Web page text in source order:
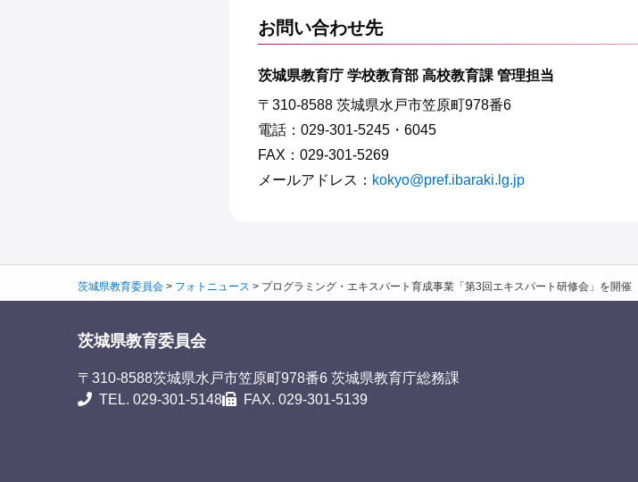
お問い合わせ先
茨城県教育庁 学校教育部 高校教育課 管理担当
〒310-8588 茨城県水戸市笠原町978番6
電話：029-301-5245・6045
FAX：029-301-5269
メールアドレス： kokyo@pref.ibaraki.lg.jp
茨城県教育委員会 > フォトニュース > プログラミング・エキスパート育成事業「第3回エキスパート研修会」を開催
茨城県教育委員会
〒310-8588茨城県水戸市笠原町978番6 茨城県教育庁総務課
TEL. 029-301-5148
FAX. 029-301-5139